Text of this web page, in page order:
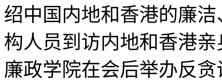
绍中国内地和香港的廉
构人员到访内地和香港
廉政学院在会后举办反